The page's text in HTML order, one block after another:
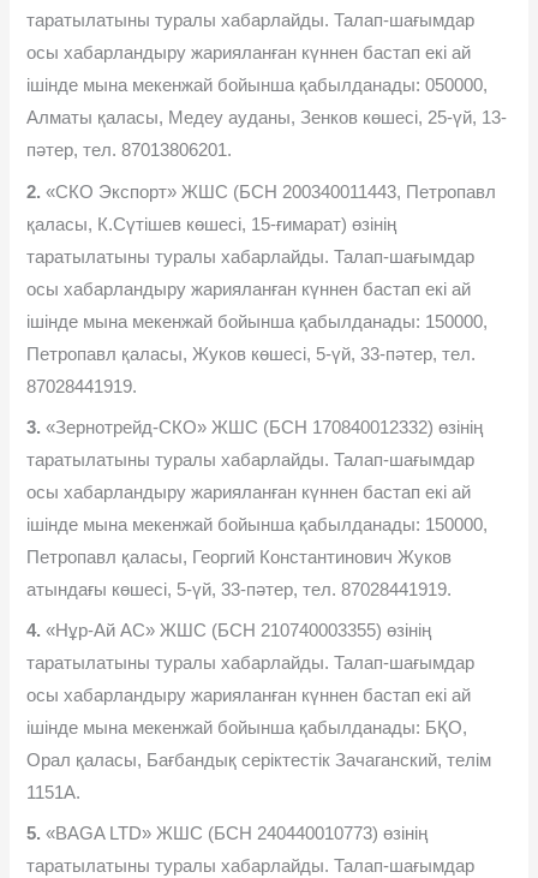
таратылатыны туралы хабарлайды. Талап-шағымдар
осы хабарландыру жарияланған күннен бастап екі ай
ішінде мына мекенжай бойынша қабылданады: 050000,
Алматы қаласы, Медеу ауданы, Зенков көшесі, 25-үй, 13-
пəтер, тел. 87013806201.
2. «СКО Экспорт» ЖШС (БСН 200340011443, Петропавл
қаласы, К.Сүтішев көшесі, 15-ғимарат) өзінің
таратылатыны туралы хабарлайды. Талап-шағымдар
осы хабарландыру жарияланған күннен бастап екі ай
ішінде мына мекенжай бойынша қабылданады: 150000,
Петропавл қаласы, Жуков көшесі, 5-үй, 33-пəтер, тел.
87028441919.
3. «Зернотрейд-СКО» ЖШС (БСН 170840012332) өзінің
таратылатыны туралы хабарлайды. Талап-шағымдар
осы хабарландыру жарияланған күннен бастап екі ай
ішінде мына мекенжай бойынша қабылданады: 150000,
Петропавл қаласы, Георгий Константинович Жуков
атындағы көшесі, 5-үй, 33-пəтер, тел. 87028441919.
4. «Нұр-Ай АС» ЖШС (БСН 210740003355) өзінің
таратылатыны туралы хабарлайды. Талап-шағымдар
осы хабарландыру жарияланған күннен бастап екі ай
ішінде мына мекенжай бойынша қабылданады: БҚО,
Орал қаласы, Бағбандық серіктестік Зачаганский, телім
1151А.
5. «BAGA LTD» ЖШС (БСН 240440010773) өзінің
таратылатыны туралы хабарлайды. Талап-шағымдар